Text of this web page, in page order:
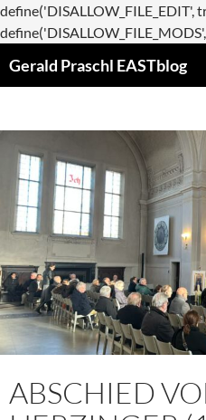
define('DISALLOW_FILE_EDIT',
Gerald Praschl EASTblog
ABSCHIED